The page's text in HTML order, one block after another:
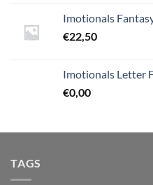
Imotionals
€22,50
Imotionals Letter
€0,00
TAGS